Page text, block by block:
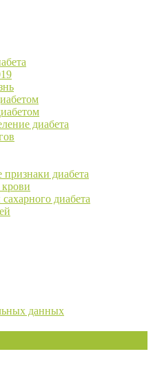
диабета
диабета
крови
диабета
данных